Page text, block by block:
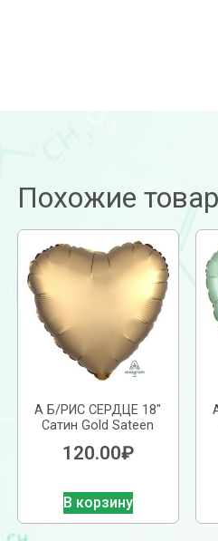
Похожие
А Б/РИС СЕРДЦЕ 18″
Сатин Gold Sateen
120.00₽
В корзину